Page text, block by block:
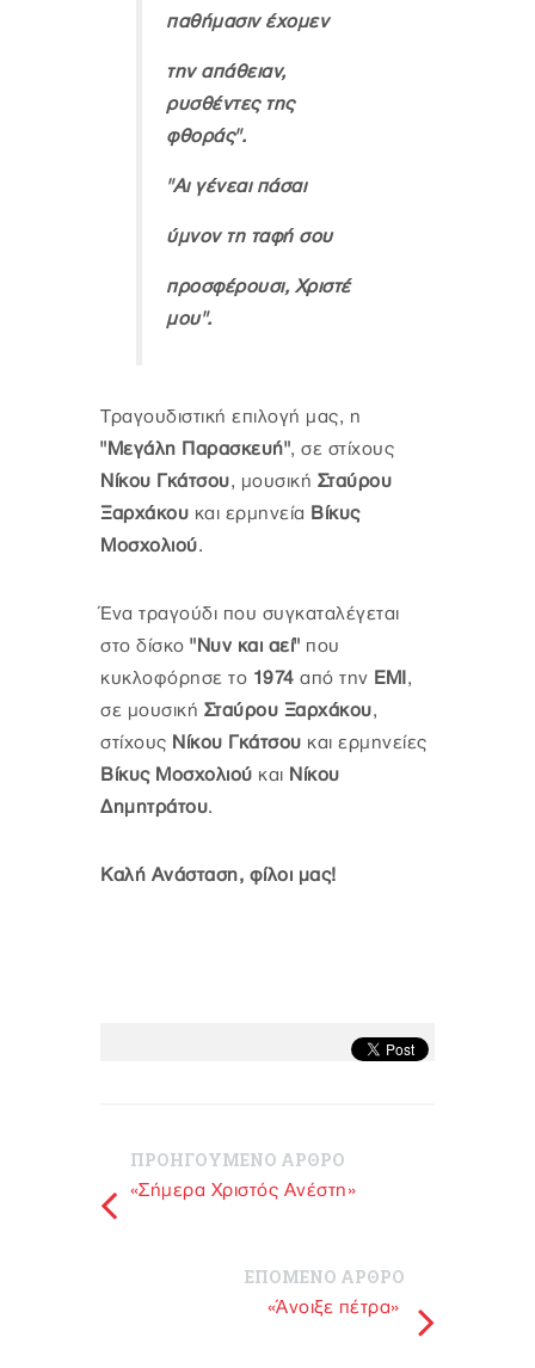
παθήμασιν έχομεν
την απάθειαν,
ρυσθέντες της
φθοράς".
"Αι γένεαι πάσαι
ύμνον τη ταφή σου
προσφέρουσι, Χριστέ
μου".
Τραγουδιστική επιλογή μας, η
"Μεγάλη Παρασκευή", σε στίχους
Νίκου Γκάτσου, μουσική Σταύρου
Ξαρχάκου και ερμηνεία Βίκυς
Μοσχολιού.
Ένα τραγούδι που συγκαταλέγεται
στο δίσκο "Νυν και αεί" που
κυκλοφόρησε το 1974 από την ΕΜΙ ,
σε μουσική Σταύρου Ξαρχάκου,
στίχους Νίκου Γκάτσου και ερμηνείες
Βίκυς Μοσχολιού και Νίκου
Δημητράτου.
Καλή Ανάσταση, φίλοι μας!
ΠΡΟΗΓΟΥΜΕΝΟ ΑΡΘΡΟ
«Σήμερα Χριστός Ανέστη»
ΕΠΟΜΕΝΟ ΑΡΘΡΟ
«Άνοιξε πέτρα»